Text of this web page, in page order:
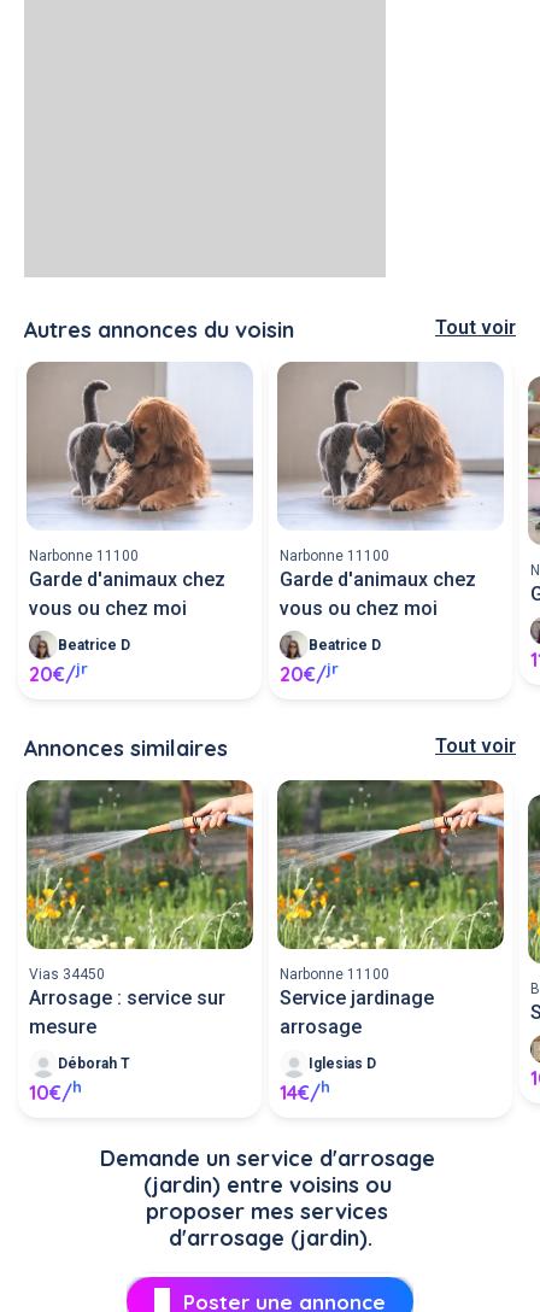
Autres annonces du voisin Tout voir
Narbonne 11100
Garde d'animaux chez
vous ou chez moi
Beatrice D
20€/jr
Narbonne 11100
Garde d'animaux chez
vous ou chez moi
Beatrice D
20€/jr
Annonces similaires Tout voir
Vias 34450
Arrosage : service sur
mesure
Déborah T
10€/h
Narbonne 11100
Service jardinage
arrosage
Iglesias D
14€/h
Demande un service d'arrosage
(jardin) entre voisins ou
proposer mes services
d'arrosage (jardin).
Poster une annonce